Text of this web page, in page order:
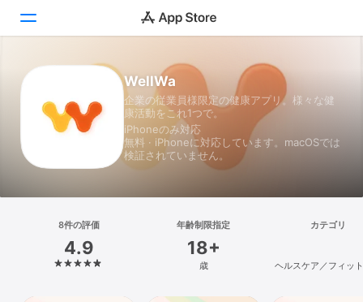
ゲーム
検索
プラットフォーム
iPhone
iPad
WellWa
企業の従業員様限定の健康アプリ。様々な健
康活動をこれ1つで。
iPhoneのみ対応
無料 · iPhoneに対応しています。macOSでは
検証されていません。
8件の評価
4.9
年齢制限指定
18+
歳
カテゴリ
ヘルスケア／フィッ